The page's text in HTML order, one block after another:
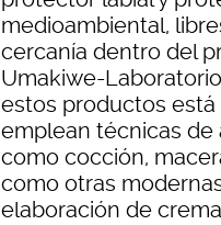
medioambiental,
cercanía dentro del
Umakiwe-
estos productos
emplean técnicas de
como cocción,
como otras
elaboración de